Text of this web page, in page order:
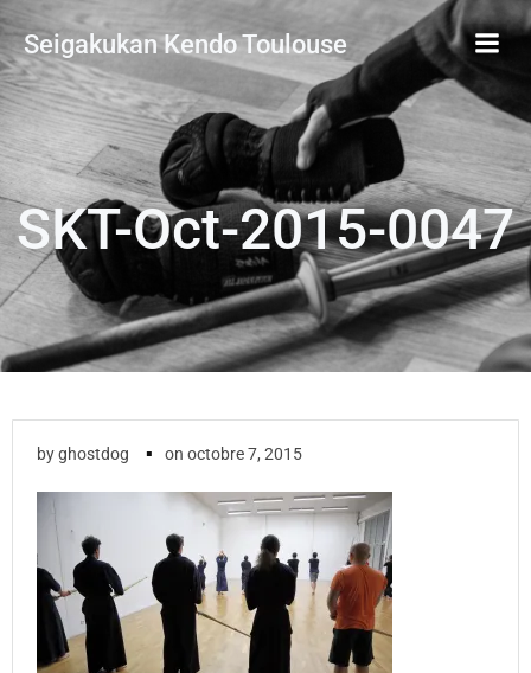
Aller
au
contenu
Seigakukan Kendo Toulouse
SKT-Oct-2015-0047
byghostdog ▪ on octobre 7, 2015